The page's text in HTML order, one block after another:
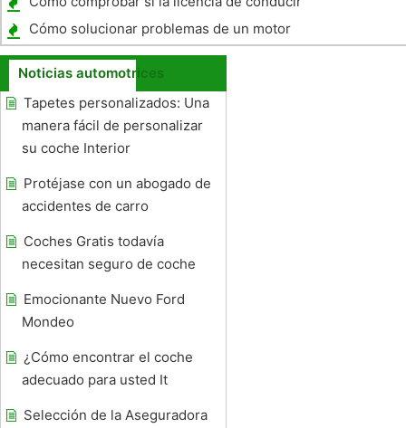
de Georgia se suspende
Cómo solucionar problemas de un motor
del cheque en un GMC Denali 2002
Noticias automotrices
Tapetes personalizados: Una
manera fácil de personalizar
su coche Interior
Protéjase con un abogado de
accidentes de carro
Coches Gratis todavía
necesitan seguro de coche
Emocionante Nuevo Ford
Mondeo
¿Cómo encontrar el coche
adecuado para usted It
Selección de la Aseguradora